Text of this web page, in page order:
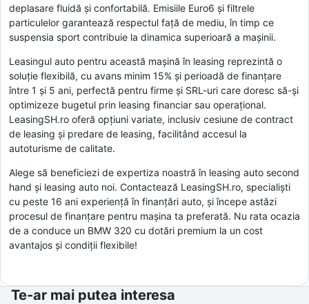
deplasare fluidă și confortabilă. Emisiile Euro6 și filtrele
particulelor garantează respectul față de mediu, în timp ce
suspensia sport contribuie la dinamica superioară a mașinii.
Leasingul auto pentru această mașină în leasing reprezintă o
soluție flexibilă, cu avans minim 15% și perioadă de finanțare
între 1 și 5 ani, perfectă pentru firme și SRL-uri care doresc să-și
optimizeze bugetul prin leasing financiar sau operațional.
LeasingSH.ro oferă opțiuni variate, inclusiv cesiune de contract
de leasing și predare de leasing, facilitând accesul la
autoturisme de calitate.
Alege să beneficiezi de expertiza noastră în leasing auto second
hand și leasing auto noi. Contactează LeasingSH.ro, specialiști
cu peste 16 ani experiență în finanțări auto, și începe astăzi
procesul de finanțare pentru mașina ta preferată. Nu rata ocazia
de a conduce un BMW 320 cu dotări premium la un cost
avantajos și condiții flexibile!
Te-ar mai putea interesa